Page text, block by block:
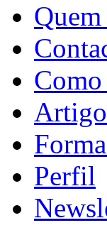
Perfil